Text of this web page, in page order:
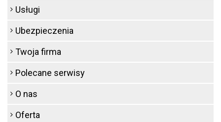
Usługi
Ubezpieczenia
Twoja firma
Polecane serwisy
O nas
Oferta